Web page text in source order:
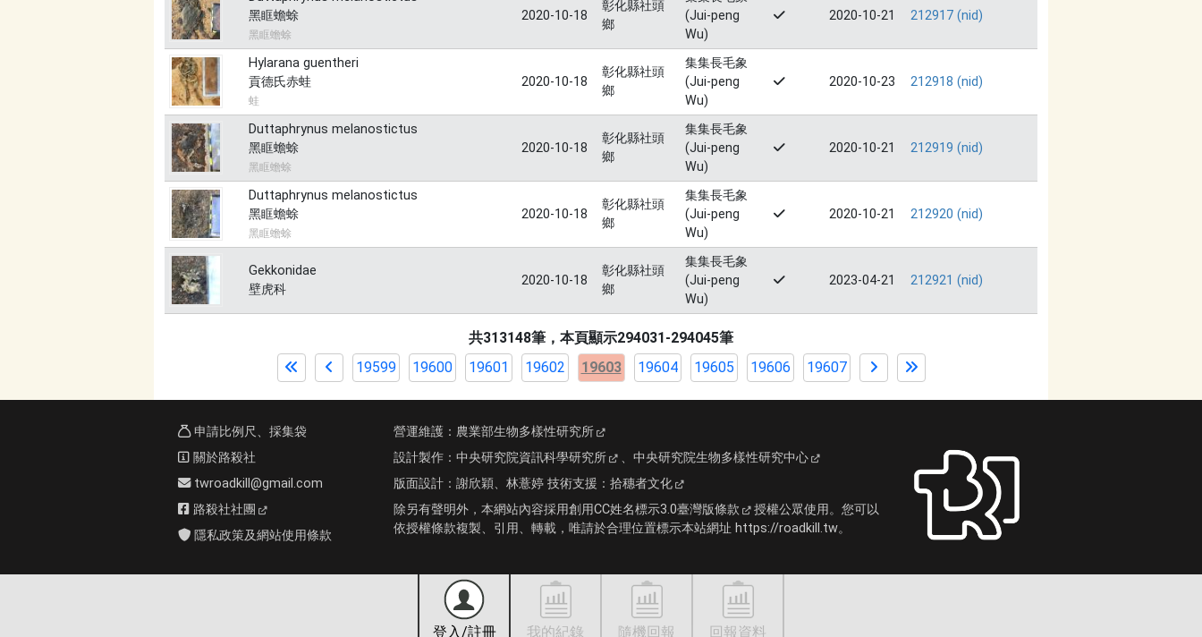
黑眶蟾蜍
黑眶蟾蜍
2020-10-18
彰化縣社頭
鄉
(Jui-peng
Wu)
2020-10-21 212917 (nid)
Hylarana guentheri
貢德氏赤蛙
蛙
2020-10-18
彰化縣社頭
鄉
集集長毛象
(Jui-peng
Wu)
2020-10-23 212918 (nid)
Duttaphrynus melanostictus
黑眶蟾蜍
黑眶蟾蜍
2020-10-18
彰化縣社頭
鄉
集集長毛象
(Jui-peng
Wu)
2020-10-21 212919 (nid)
Duttaphrynus melanostictus
黑眶蟾蜍
黑眶蟾蜍
2020-10-18
彰化縣社頭
鄉
集集長毛象
(Jui-peng
Wu)
2020-10-21 212920 (nid)
Gekkonidae
壁虎科
2020-10-18
彰化縣社頭
鄉
集集長毛象
(Jui-peng
Wu)
2023-04-21 212921 (nid)
共313148筆，本頁顯示294031-294045筆
19599
19600 19601 19602 19603 19604 19605 19606 19607
登入/註冊 我的紀錄 隨機回報 回報資料
申請比例尺、採集袋
關於路殺社
twroadkill@gmail.com
路殺社社團
隱私政策及網站使用條款
營運維護： 農業部生物多樣性研究所
設計製作： 中央研究院資訊科學研究所 、 中央研究院生物多樣性研究中心
版面設計： 謝欣穎、林薏婷 技術支援： 拾穗者文化
除另有聲明外，本網站內容採用創用CC姓名標示3.0臺灣版條款
授權公眾使用。您可以
依授權條款複製、引用、轉載，唯請於合理位置標示本站網址 https://roadkill.tw。